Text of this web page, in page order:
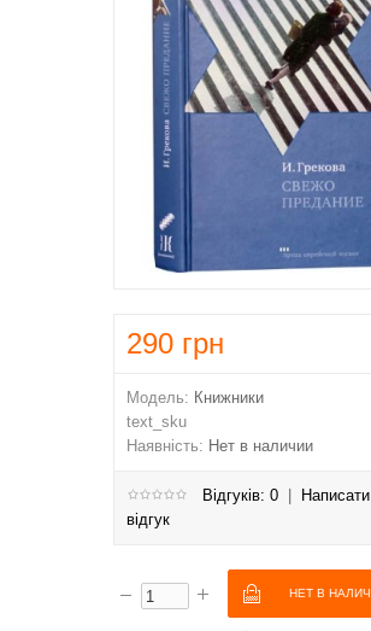
290 грн
Модель: Книжники
text_sku
Наявність: Нет в наличии
Відгуків: 0
Написати
відгук